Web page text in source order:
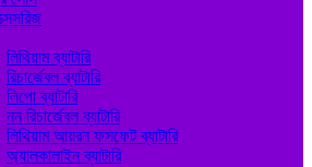
লিথিয়াম ব্যাটারি
রিচার্জেবল ব্যাটারি
লিপো ব্যাটারি
নন রিচার্জেবল ব্যাটারি
লিথিয়াম আয়রন ফসফেট ব্যাটারি
অ্যালকালাইন ব্যাটারি